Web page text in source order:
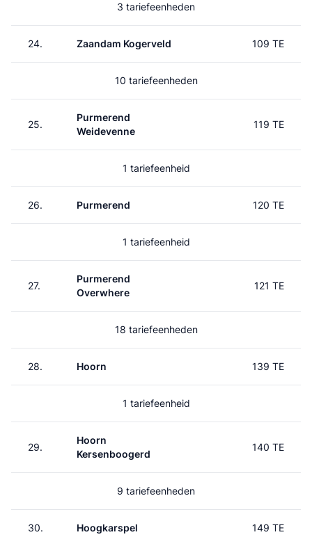
3 tariefeenheden
24. Zaandam Kogerveld 109 TE
10 tariefeenheden
25.
Purmerend
Weidevenne
119 TE
1 tariefeenheid
26. Purmerend 120 TE
1 tariefeenheid
27.
Purmerend
Overwhere
121 TE
18 tariefeenheden
28. Hoorn 139 TE
1 tariefeenheid
29.
Hoorn
Kersenboogerd
140 TE
9 tariefeenheden
30. Hoogkarspel 149 TE